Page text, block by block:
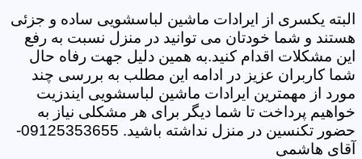
البته یکسری از ایرادات ماشین لباسشویی ساده و جزئی
هستند و شما خودتان می توانید در منزل نسبت به رفع
این مشکلات اقدام کنید.به همین دلیل جهت رفاه حال
شما کاربران عزیز در ادامه این مطلب به بررسی چند
مورد از مهمترین ایرادات ماشین لباسشویی ایندزیت
خواهیم پرداخت تا شما دیگر برای هر مشکلی نیاز به
حضور تکنسین در منزل نداشته باشید. 09125353655-
آقای هاشمی